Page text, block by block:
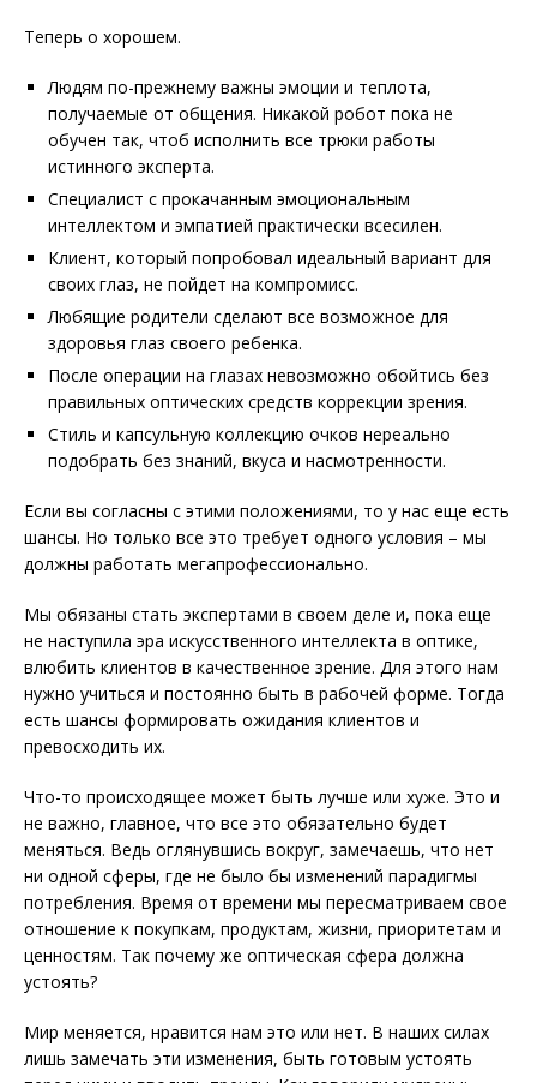
Теперь о хорошем.
Людям по-прежнему важны эмоции и теплота,
получаемые от общения. Никакой робот пока не
обучен так, чтоб исполнить все трюки работы
истинного эксперта.
Специалист с прокачанным эмоциональным
интеллектом и эмпатией практически всесилен.
Клиент, который попробовал идеальный вариант для
своих глаз, не пойдет на компромисс.
Любящие родители сделают все возможное для
здоровья глаз своего ребенка.
После операции на глазах невозможно обойтись без
правильных оптических средств коррекции зрения.
Стиль и капсульную коллекцию очков нереально
подобрать без знаний, вкуса и насмотренности.
Если вы согласны с этими положениями, то у нас еще есть
шансы. Но только все это требует одного условия – мы
должны работать мегапрофессионально.
Мы обязаны стать экспертами в своем деле и, пока еще
не наступила эра искусственного интеллекта в оптике,
влюбить клиентов в качественное зрение. Для этого нам
нужно учиться и постоянно быть в рабочей форме. Тогда
есть шансы формировать ожидания клиентов и
превосходить их.
Что-то происходящее может быть лучше или хуже. Это и
не важно, главное, что все это обязательно будет
меняться. Ведь оглянувшись вокруг, замечаешь, что нет
ни одной сферы, где не было бы изменений парадигмы
потребления. Время от времени мы пересматриваем свое
отношение к покупкам, продуктам, жизни, приоритетам и
ценностям. Так почему же оптическая сфера должна
устоять?
Мир меняется, нравится нам это или нет. В наших силах
лишь замечать эти изменения, быть готовым устоять